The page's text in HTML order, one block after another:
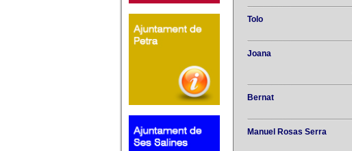
Tolo
Joana
Bernat
Manuel Rosas Serra